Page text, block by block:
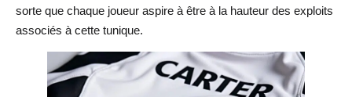
sorte que chaque joueur aspire à être à la hauteur des exploits
associés à cette tunique.